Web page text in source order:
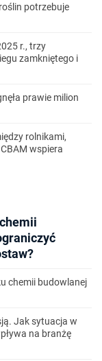
potrzebuje
r., trzy
zamkniętego i
prawie milion
rolnikami,
wspiera
chemii budowlanej
Jak sytuacja w
na branżę